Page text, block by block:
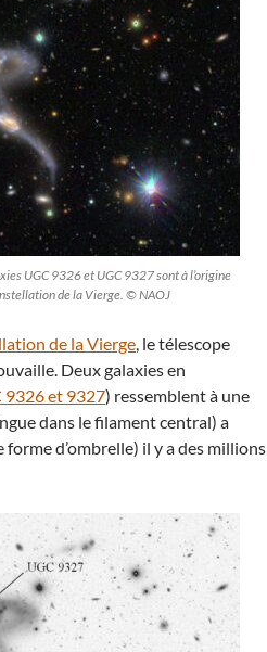
UGC 9326 et UGC 9327 sont à l’origine
de la Vierge. © NAOJ
de la Vierge, le télescope
Deux galaxies en
9326 et 9327) ressemblent à une
dans le filament central) a
d’ombrelle) il y a des millions